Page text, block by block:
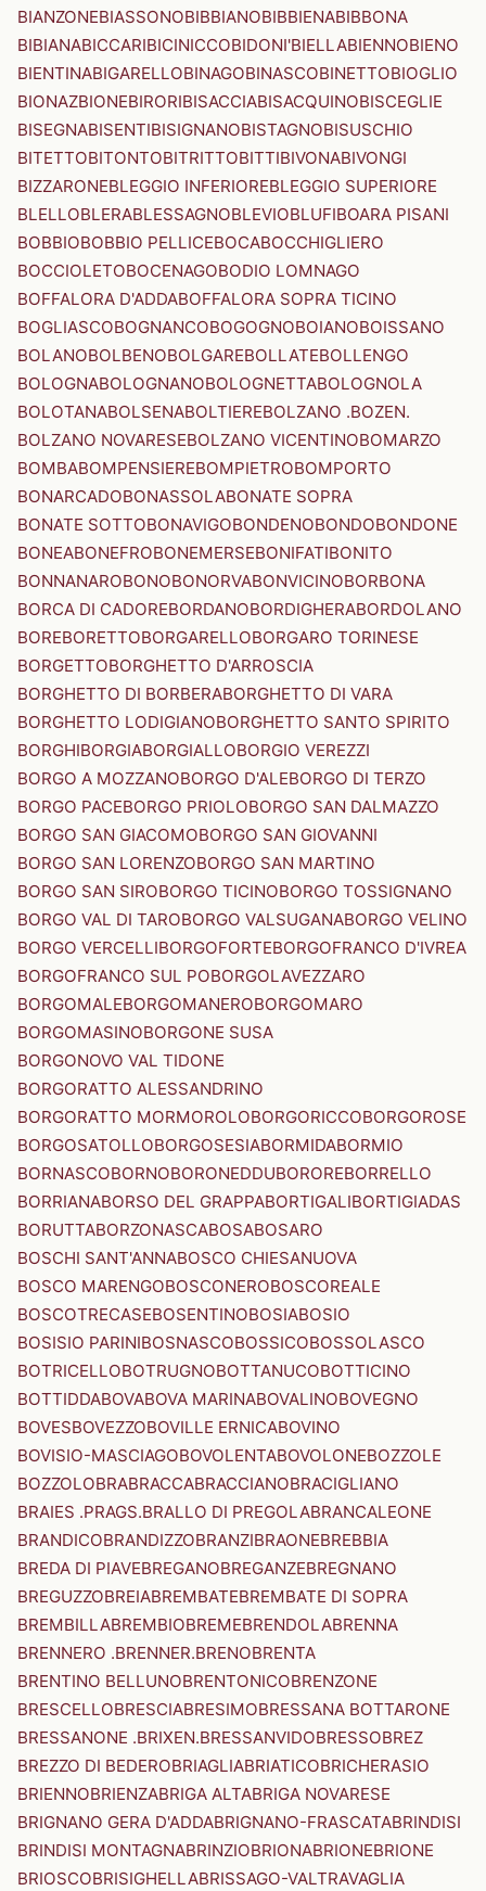
BIANZONEBIASSONOBIBBIANOBIBBIENABIBBONA
BIBIANABICCARIBICINICCOBIDONI'BIELLABIENNOBIENO
BIENTINABIGARELLOBINAGOBINASCOBINETTOBIOGLIO
BIONAZBIONEBIRORIBISACCIABISACQUINOBISCEGLIE
BISEGNABISENTIBISIGNANOBISTAGNOBISUSCHIO
BITETTOBITONTOBITRITTOBITTIBIVONABIVONGI
BIZZARONEBLEGGIO INFERIOREBLEGGIO SUPERIORE
BLELLOBLERABLESSAGNOBLEVIOBLUFIBOARA PISANI
BOBBIOBOBBIO PELLICEBOCABOCCHIGLIERO
BOCCIOLETOBOCENAGOBODIO LOMNAGO
BOFFALORA D'ADDABOFFALORA SOPRA TICINO
BOGLIASCOBOGNANCOBOGOGNOBOIANOBOISSANO
BOLANOBOLBENOBOLGAREBOLLATEBOLLENGO
BOLOGNABOLOGNANOBOLOGNETTABOLOGNOLA
BOLOTANABOLSENABOLTIEREBOLZANO .BOZEN.
BOLZANO NOVARESEBOLZANO VICENTINOBOMARZO
BOMBABOMPENSIEREBOMPIETROBOMPORTO
BONARCADOBONASSOLABONATE SOPRA
BONATE SOTTOBONAVIGOBONDENOBONDOBONDONE
BONEABONEFROBONEMERSEBONIFATIBONITO
BONNANAROBONOBONORVABONVICINOBORBONA
BORCA DI CADOREBORDANOBORDIGHERABORDOLANO
BOREBORETTOBORGARELLOBORGARO TORINESE
BORGETTOBORGHETTO D'ARROSCIA
BORGHETTO DI BORBERABORGHETTO DI VARA
BORGHETTO LODIGIANOBORGHETTO SANTO SPIRITO
BORGHIBORGIABORGIALLOBORGIO VEREZZI
BORGO A MOZZANOBORGO D'ALEBORGO DI TERZO
BORGO PACEBORGO PRIOLOBORGO SAN DALMAZZO
BORGO SAN GIACOMOBORGO SAN GIOVANNI
BORGO SAN LORENZOBORGO SAN MARTINO
BORGO SAN SIROBORGO TICINOBORGO TOSSIGNANO
BORGO VAL DI TAROBORGO VALSUGANABORGO VELINO
BORGO VERCELLIBORGOFORTEBORGOFRANCO D'IVREA
BORGOFRANCO SUL POBORGOLAVEZZARO
BORGOMALEBORGOMANEROBORGOMARO
BORGOMASINOBORGONE SUSA
BORGONOVO VAL TIDONE
BORGORATTO ALESSANDRINO
BORGORATTO MORMOROLOBORGORICCOBORGOROSE
BORGOSATOLLOBORGOSESIABORMIDABORMIO
BORNASCOBORNOBORONEDDUBOROREBORRELLO
BORRIANABORSO DEL GRAPPABORTIGALIBORTIGIADAS
BORUTTABORZONASCABOSABOSARO
BOSCHI SANT'ANNABOSCO CHIESANUOVA
BOSCO MARENGOBOSCONEROBOSCOREALE
BOSCOTRECASEBOSENTINOBOSIABOSIO
BOSISIO PARINIBOSNASCOBOSSICOBOSSOLASCO
BOTRICELLOBOTRUGNOBOTTANUCOBOTTICINO
BOTTIDDABOVABOVA MARINABOVALINOBOVEGNO
BOVESBOVEZZOBOVILLE ERNICABOVINO
BOVISIO-MASCIAGOBOVOLENTABOVOLONEBOZZOLE
BOZZOLOBRABRACCABRACCIANOBRACIGLIANO
BRAIES .PRAGS.BRALLO DI PREGOLABRANCALEONE
BRANDICOBRANDIZZOBRANZIBRAONEBREBBIA
BREDA DI PIAVEBREGANOBREGANZEBREGNANO
BREGUZZOBREIABREMBATEBREMBATE DI SOPRA
BREMBILLABREMBIOBREMEBRENDOLABRENNA
BRENNERO .BRENNER.BRENOBRENTA
BRENTINO BELLUNOBRENTONICOBRENZONE
BRESCELLOBRESCIABRESIMOBRESSANA BOTTARONE
BRESSANONE .BRIXEN.BRESSANVIDOBRESSOBREZ
BREZZO DI BEDEROBRIAGLIABRIATICOBRICHERASIO
BRIENNOBRIENZABRIGA ALTABRIGA NOVARESE
BRIGNANO GERA D'ADDABRIGNANO-FRASCATABRINDISI
BRINDISI MONTAGNABRINZIOBRIONABRIONEBRIONE
BRIOSCOBRISIGHELLABRISSAGO-VALTRAVAGLIA